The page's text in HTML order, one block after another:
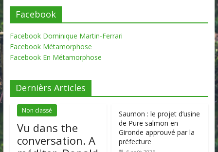
Facebook
Facebook Dominique Martin-Ferrari
Facebook Métamorphose
Facebook En Métamorphose
Dernièrs Articles
Non classé
Vu dans the
conversation. A
Saumon : le projet d’usine
de Pure salmon en
Gironde approuvé par la
préfecture